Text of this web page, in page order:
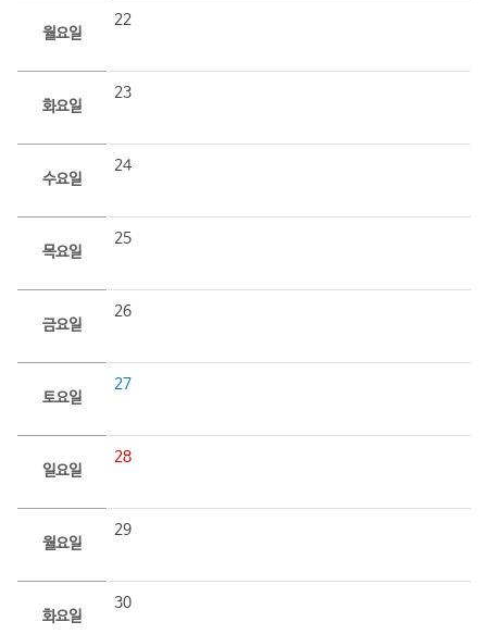
월요일
22
화요일
23
수요일
24
목요일
25
금요일
26
토요일
27
일요일
28
월요일
29
화요일
30